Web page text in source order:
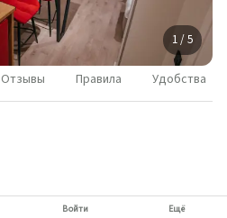
1 / 5
Отзывы Правила Удобства
Войти Ещё